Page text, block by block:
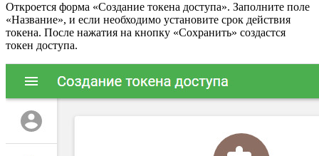
Откроется форма «Создание токена доступа». Заполните поле
«Название», и если необходимо установите срок действия
токена. После нажатия на кнопку «Сохранить» создастся
токен доступа.